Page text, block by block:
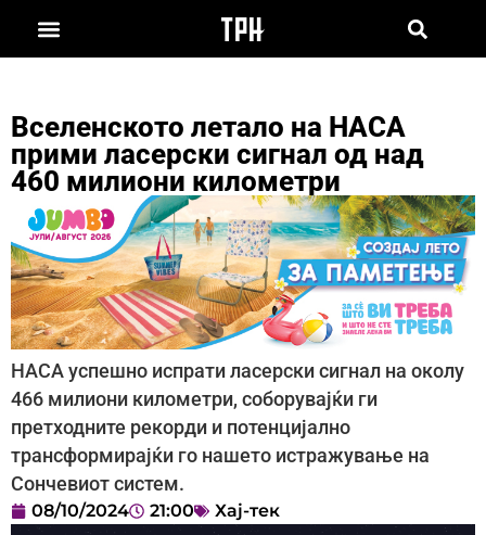
Вселенското летало на НАСА
прими ласерски сигнал од над
460 милиони километри
НАСА успешно испрати ласерски сигнал на околу
466 милиони километри, соборувајќи ги
претходните рекорди и потенцијално
трансформирајќи го нашето истражување на
Сончевиот систем.
08/10/2024 21:00 Хај-тек